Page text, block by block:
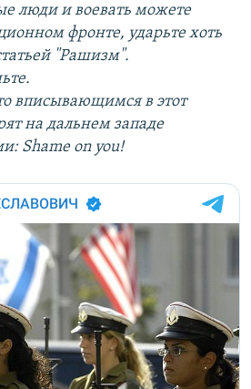
люди и воевать можете
фронте, ударьте хоть
"Рашизм".
вписывающимся в этот
на дальнем западе
Shame on you!